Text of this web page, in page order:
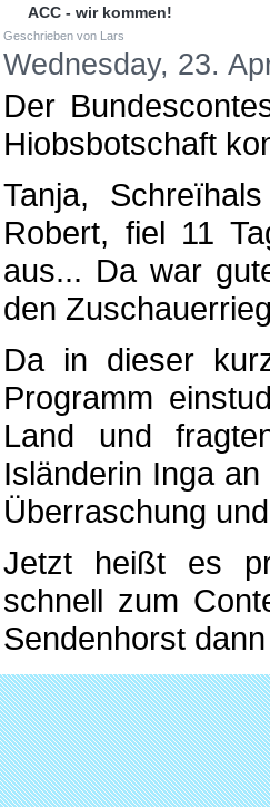
ACC - wir kommen!
Geschrieben von Lars
Wednesday, 23.
Der
Hiobsbotschaft
Tanja,
Robert, fiel 11
aus... Da war
den
Da in dieser
Programm
Land und
Isländerin Inga
Überraschung
Jetzt heißt es
schnell zum
Sendenhorst